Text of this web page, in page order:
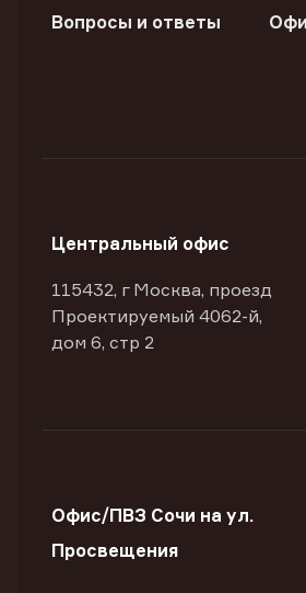
Вопросы и ответы
Центральный офис
115432, г Москва, проезд
Проектируемый 4062-й,
дом 6, стр 2
Офис/ПВЗ Сочи на ул.
Просвещения